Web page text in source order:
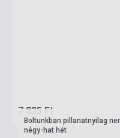
7 825 Ft
Boltunkban pillanatnyilag
négy-hat hét